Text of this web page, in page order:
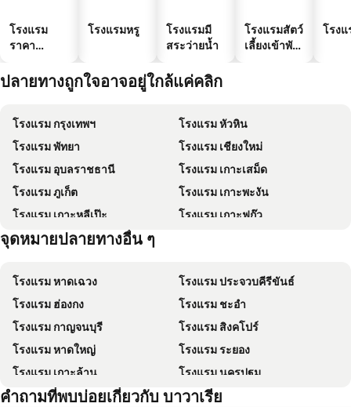
โรงแรม
ราคา
โรงแรมหรู
โรงแรมมี
สระว่ายน้ำ
โรงแรมสัตว์
เลี้ยงเข้าพัก
โรง
ปลายทางถูกใจอาจอยู่ใกล้แค่คลิก
โรงแรม กรุงเทพฯ
โรงแรม หัวหิน
โรงแรม พัทยา
โรงแรม เชียงใหม่
โรงแรม อุบลราชธานี
โรงแรม เกาะเสม็ด
โรงแรม ภูเก็ต
โรงแรม เกาะพะงัน
โรงแรม เกาะหลีเป๊ะ
โรงแรม เกาะฟุก๊ว
โรงแรม Schaffhausen
จุดหมายปลายทางอื่น ๆ
โรงแรม หาดเฉวง
โรงแรม ประจวบคีรีขันธ์
โรงแรม ฮ่องกง
โรงแรม ชะอำ
โรงแรม กาญจนบุรี
โรงแรม สิงคโปร์
โรงแรม หาดใหญ่
โรงแรม ระยอง
โรงแรม เกาะล้าน
โรงแรม นครปฐม
โรงแรม นครราชสีมา
โรงแรม ซินยี่
คำถามที่พบบ่อยเกี่ยวกับ บาวาเรีย